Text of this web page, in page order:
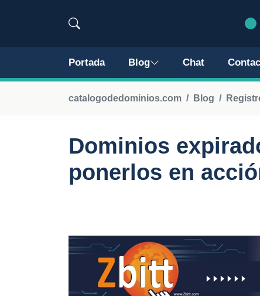
Portada Blog Chat
catalogodedominios.com Blog
Dominios
ponerlos en